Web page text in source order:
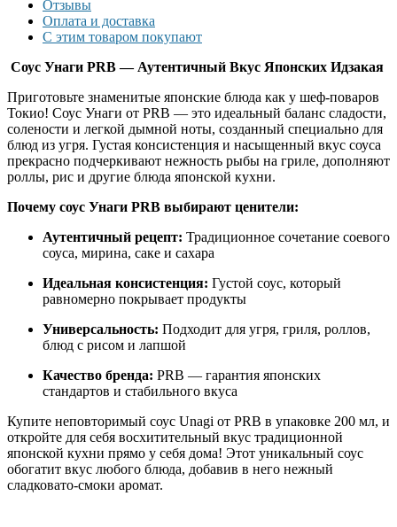
Отзывы
Оплата и доставка
С этим товаром покупают
Соус Унаги PRB — Аутентичный Вкус Японских Идзакая
Приготовьте знаменитые японские блюда как у шеф-поваров
Токио! Соус Унаги от PRB — это идеальный баланс сладости,
солености и легкой дымной ноты, созданный специально для
блюд из угря. Густая консистенция и насыщенный вкус соуса
прекрасно подчеркивают нежность рыбы на гриле, дополняют
роллы, рис и другие блюда японской кухни.
Почему соус Унаги PRB выбирают ценители:
Аутентичный рецепт: Традиционное сочетание соевого
соуса, мирина, саке и сахара
Идеальная консистенция: Густой соус, который
равномерно покрывает продукты
Универсальность: Подходит для угря, гриля, роллов,
блюд с рисом и лапшой
Качество бренда: PRB — гарантия японских
стандартов и стабильного вкуса
Купите неповторимый соус Unagi от PRB в упаковке 200 мл, и
откройте для себя восхитительный вкус традиционной
японской кухни прямо у себя дома! Этот уникальный соус
обогатит вкус любого блюда, добавив в него нежный
сладковато-смоки аромат.